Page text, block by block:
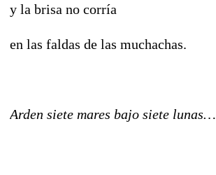
y la brisa no corría
en las faldas de las muchachas.
Arden siete mares bajo siete lunas…